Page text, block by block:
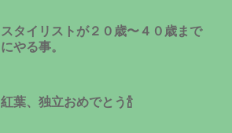
スタイリストが２０歳〜４０歳まで
にやる事。
紅葉、独立おめでとう🍾